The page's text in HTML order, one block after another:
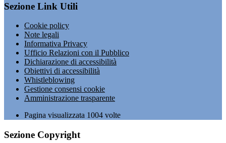
Sezione Link Utili
Cookie policy
Note legali
Informativa Privacy
Ufficio Relazioni con il Pubblico
Dichiarazione di accessibilità
Obiettivi di accessibilità
Whistleblowing
Gestione consensi cookie
Amministrazione trasparente
Pagina visualizzata 1004 volte
Sezione Copyright